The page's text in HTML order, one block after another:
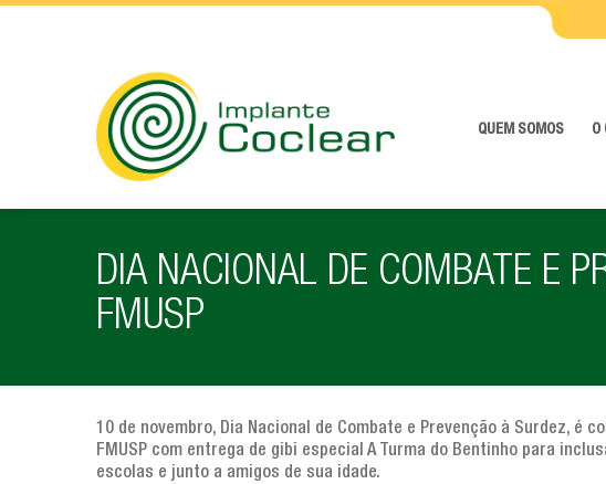
QUEM SOMOS O
DIA NACIONAL DE COMBATE E
FMUSP
10 de novembro, Dia Nacional de Combate e Prevenção à Surdez, é
FMUSP com entrega de gibi especial A Turma do Bentinho para
escolas e junto a amigos de sua idade.